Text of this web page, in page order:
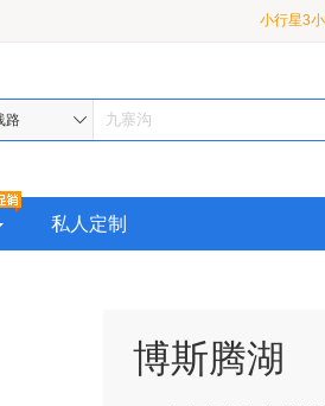
小行星3
九寨•黄龙
超级座驾
漠河3小
熊猫乐园
路
私人定制
博斯腾湖